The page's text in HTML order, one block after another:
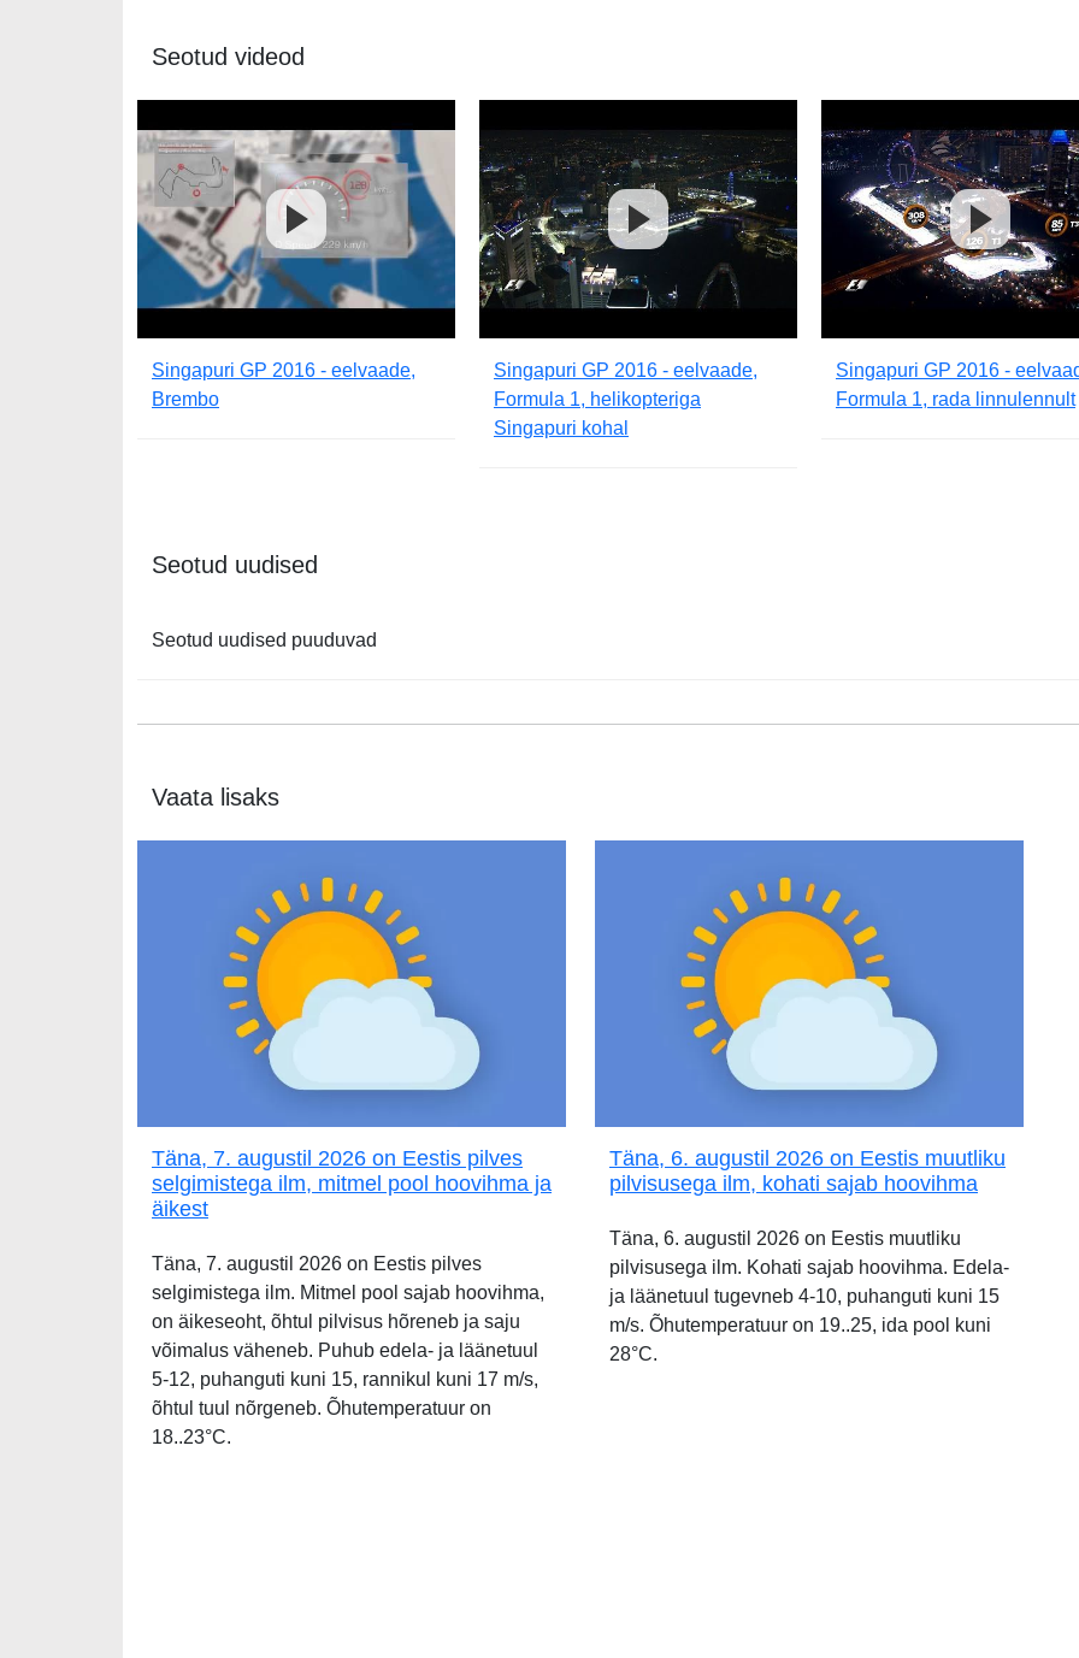
Seotud videod
Singapuri GP 2016 - eelvaade,
Brembo
Singapuri GP 2016 - eelvaade,
Formula 1, helikopteriga
Singapuri kohal
Singapuri GP 2016 -
Formula 1, rada linnulennult
Seotud uudised
Seotud uudised puuduvad
Vaata lisaks
Täna, 7. augustil 2026 on Eestis pilves
selgimistega ilm, mitmel pool hoovihma ja
äikest
Täna, 7. augustil 2026 on Eestis pilves
selgimistega ilm. Mitmel pool sajab hoovihma,
on äikeseoht, õhtul pilvisus hõreneb ja saju
võimalus väheneb. Puhub edela- ja läänetuul
5-12, puhanguti kuni 15, rannikul kuni 17 m/s,
õhtul tuul nõrgeneb. Õhutemperatuur on
18..23°C.
Täna, 6. augustil 2026 on Eestis muutliku
pilvisusega ilm, kohati sajab hoovihma
Täna, 6. augustil 2026 on Eestis muutliku
pilvisusega ilm. Kohati sajab hoovihma. Edela-
ja läänetuul tugevneb 4-10, puhanguti kuni 15
m/s. Õhutemperatuur on 19..25, ida pool kuni
28°C.